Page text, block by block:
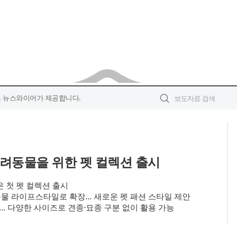
스와이어가 제공합니다.
동물을 위한 펫 컬렉션 출시
첫 펫 컬렉션 출시
라이프스타일로 확장… 새로운 펫 패션 스타일 제안
다양한 사이즈로 견종·묘종 구분 없이 활용 가능